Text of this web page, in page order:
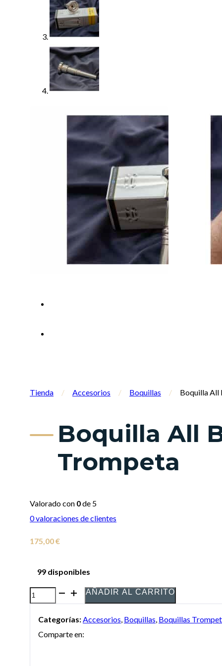
Tienda / Accesorios / Boquillas / Boquilla All
Boquilla All
Trompeta
Valorado con 0de 5
0valoraciones de clientes
175,00€
99 disponibles
Boquilla
Brass
modelo
AÑADIR AL CARRITO
Categorías: Accesorios Boquillas Boquillas
Comparte en: